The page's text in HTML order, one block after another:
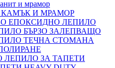
и мрамор
КАМЪК И МРАМОP
ЕПОКСИДНО ЛЕПИЛО
БЪРЗО ЗАЛЕПВАЩО
ТЕЧНА СТОМАНА
ЛЕПИЛО ЗА ТАПЕТИ